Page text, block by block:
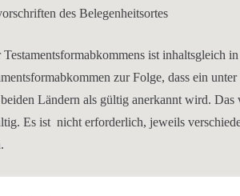
des Belegenheitsortes
ist inhaltsgleich
zur Folge, dass ein
Ländern als gültig anerkannt wird.
Es ist nicht erforderlich, jeweils